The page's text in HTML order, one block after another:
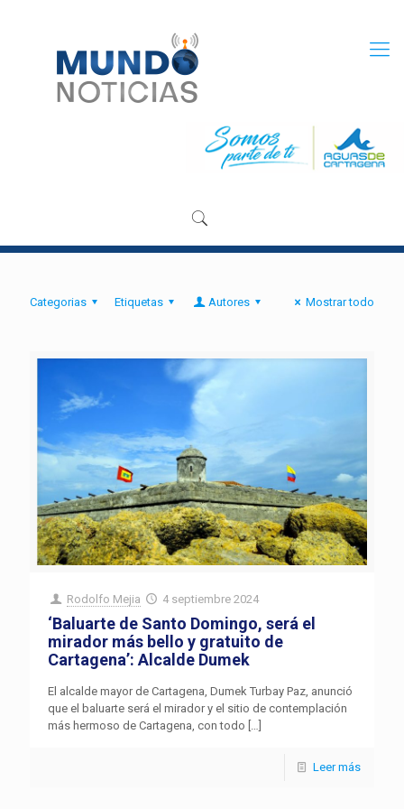
Categorias Etiquetas Autores Mostrar todo
Rodolfo Mejia 4 septiembre 2024
‘Baluarte de Santo Domingo, será el
mirador más bello y gratuito de
Cartagena’: Alcalde Dumek
El alcalde mayor de Cartagena, Dumek Turbay Paz, anunció
que el baluarte será el mirador y el sitio de contemplación
más hermoso de Cartagena, con todo
Leer más